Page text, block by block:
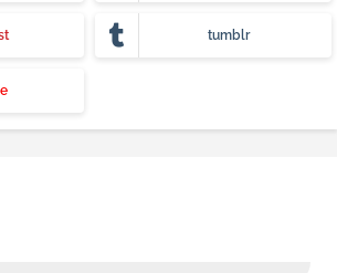
tumblr